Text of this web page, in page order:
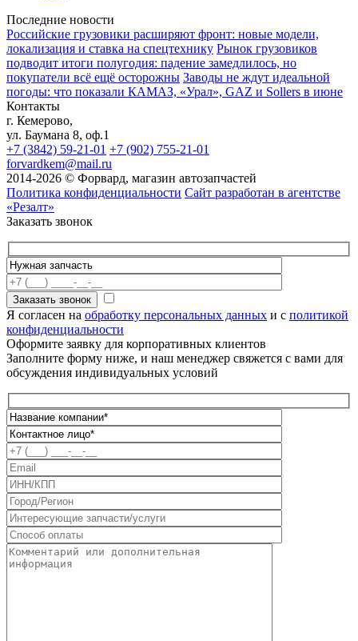
Последние новости
Российские грузовики расширяют фронт: новые модели,
локализация и ставка на спецтехнику Рынок грузовиков
подводит итоги полугодия: падение замедлилось, но
покупатели всё ещё осторожны Заводы не ждут идеальной
погоды: что показали КАМАЗ, «Урал», GAZ и Sollers в июне
Контакты
г. Кемерово,
ул. Баумана 8, оф.1
+7 (3842) 59-21-01 +7 (902) 755-21-01
forvardkem@mail.ru
2014-2026 © Форвард, магазин автозапчастей
Политика конфиденциальности Сайт разработан в агентстве
«Резалт»
Заказать звонок
Я согласен на обработку персональных данных и с политикой
конфиденциальности
Оформите заявку для корпоративных клиентов
Заполните форму ниже, и наш менеджер свяжется с вами для
обсуждения индивидуальных условий